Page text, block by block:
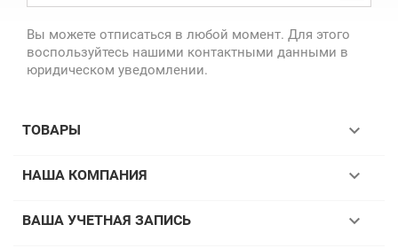
Вы можете отписаться в любой момент. Для этого
воспользуйтесь нашими контактными данными в
юридическом уведомлении.
ТОВАРЫ 
НАША КОМПАНИЯ 
ВАША УЧЕТНАЯ ЗАПИСЬ 